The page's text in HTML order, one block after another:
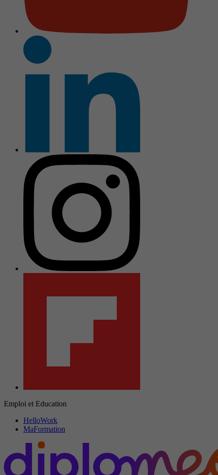
Emploi et Education
HelloWork
MaFormation